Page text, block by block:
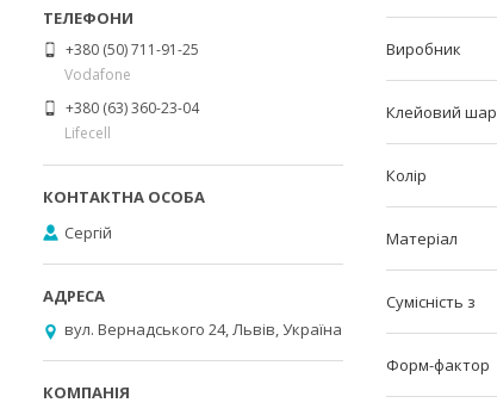
Виробник
Клейовий шар
Колір
Матеріал
Сумісність з
Форм-фактор
+380 (50) 711-91-25
Vodafone
+380 (63) 360-23-04
Lifecell
Сергій
вул. Вернадського 24, Львів, Україна